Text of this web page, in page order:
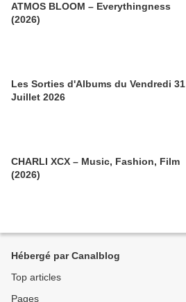
ATMOS BLOOM – Everythingness
(2026)
Les Sorties d'Albums du Vendredi 31
Juillet 2026
CHARLI XCX – Music, Fashion, Film
(2026)
Hébergé par Canalblog
Top articles
Pages